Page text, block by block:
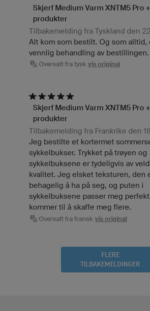
Skjerf Medium Varm XNTM5 Pro
produkter
Tilbakemelding fra Tyskland den
Alt kom som bestilt. Og som alltid,
vennlig behandling av bestillingen.
Oversatt fra tysk vis original
Skjerf Medium Varm XNTM5 Pro
produkter
Tilbakemelding fra Frankrike den
Jeg bestilte et kortermet
sykkelbukser. Trykket på trøyen og
sykkelbuksene er tydeligvis av
kvalitet. Jeg elsket teksturen, den
behagelig å ha på seg, og puten i
sykkelbuksene passer meg
kommer til å skaffe meg flere.
Oversatt fra fransk vis original
FLERE
TILBAKEMELDINGER